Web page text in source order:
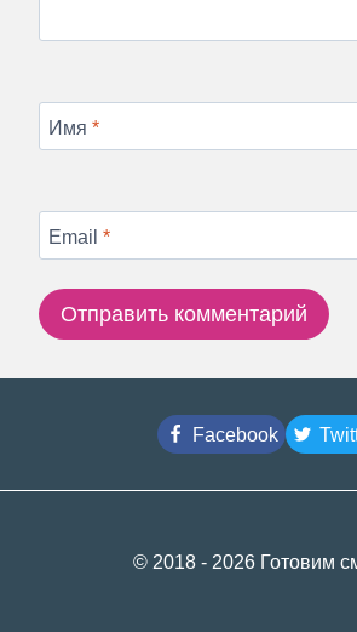
Имя *
Email *
Facebook
© 2018 - 2026 Готовим